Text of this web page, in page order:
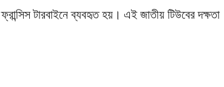
টারবাইনে ব্যবহৃত হয়। এই জাতীয় টিউবের দক্ষতা